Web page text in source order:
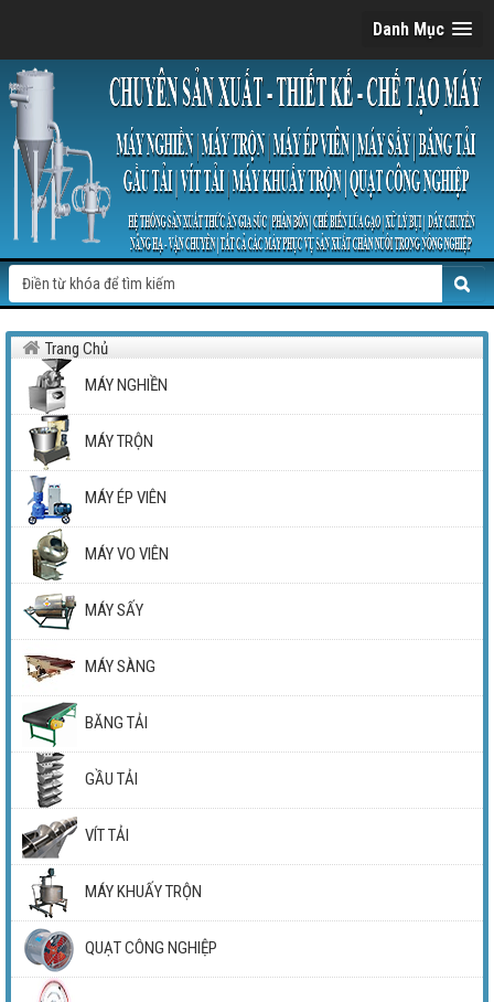
Danh Mục
Trang Chủ
MÁY NGHIỀN
MÁY TRỘN
MÁY ÉP VIÊN
MÁY VO VIÊN
MÁY SẤY
MÁY SÀNG
BĂNG TẢI
GẦU TẢI
VÍT TẢI
MÁY KHUẤY TRỘN
QUẠT CÔNG NGHIỆP